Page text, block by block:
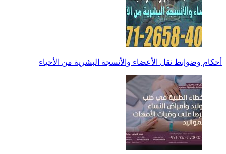
أحكام وضوابط نقل الأعضاء والأنسجة البشرية من الأحياء